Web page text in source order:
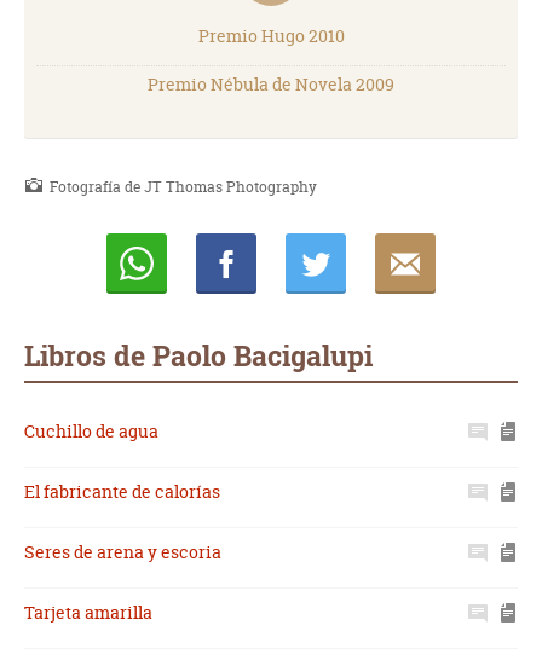
Premio Hugo 2010
Premio Nébula de Novela 2009
Fotografía de JT Thomas Photography
Libros de Paolo Bacigalupi
Cuchillo de agua
El fabricante de calorías
Seres de arena y escoria
Tarjeta amarilla